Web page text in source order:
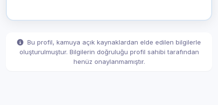
Bu profil, kamuya açık kaynaklardan elde edilen bilgilerle
oluşturulmuştur. Bilgilerin doğruluğu profil sahibi tarafından
henüz onaylanmamıştır.